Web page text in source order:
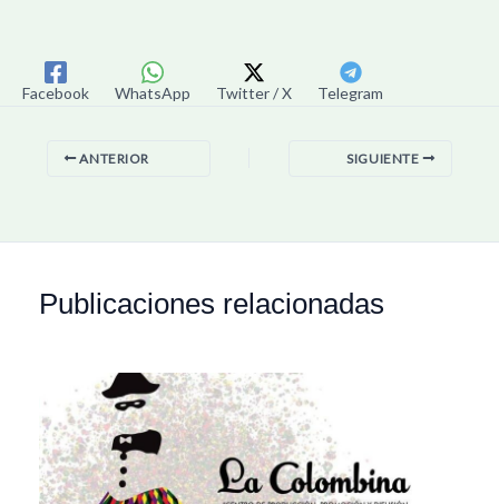
Facebook WhatsApp Twitter / X Telegram
ANTERIOR SIGUIENTE
Publicaciones relacionadas